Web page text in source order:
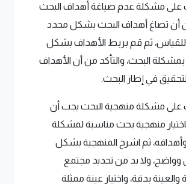
على مشكلة عدم صياغة أهداف البحث
أن تصاغ أهداف البحث بشكل محدد
ثم قم بربط الأهداف بشكل
البحث، والتأكد من أن الأهداف
في إطار البحث.
على مشكلة منهجية البحث يجب أن
منهجية بحث مناسبة لمشكلة
ثم اشرح المنهجية بشكل
ولا بد من تحديد مجتمع
والعينة بدقة، واختيار عينة ممثلة